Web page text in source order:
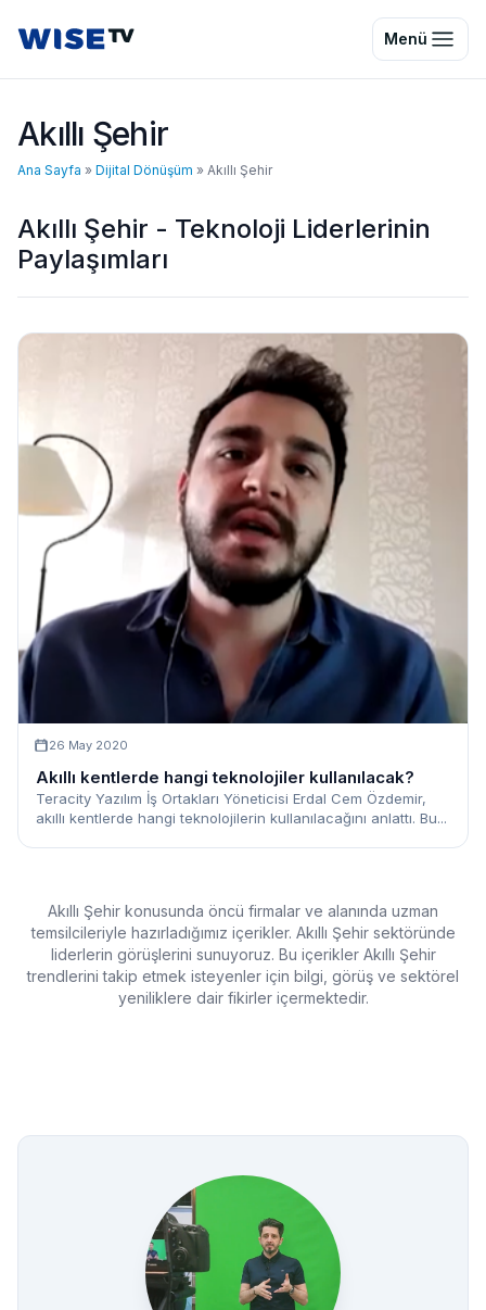
Wise TV Menü
Akıllı Şehir
Ana Sayfa » Dijital Dönüşüm » Akıllı Şehir
Akıllı Şehir - Teknoloji Liderlerinin
Paylaşımları
26 May 2020
Akıllı kentlerde hangi teknolojiler kullanılacak?
Teracity Yazılım İş Ortakları Yöneticisi Erdal Cem Özdemir,
akıllı kentlerde hangi teknolojilerin kullanılacağını anlattı. Bu...
Akıllı Şehir konusunda öncü firmalar ve alanında uzman
temsilcileriyle hazırladığımız içerikler. Akıllı Şehir sektöründe
liderlerin görüşlerini sunuyoruz. Bu içerikler Akıllı Şehir
trendlerini takip etmek isteyenler için bilgi, görüş ve sektörel
yeniliklere dair fikirler içermektedir.